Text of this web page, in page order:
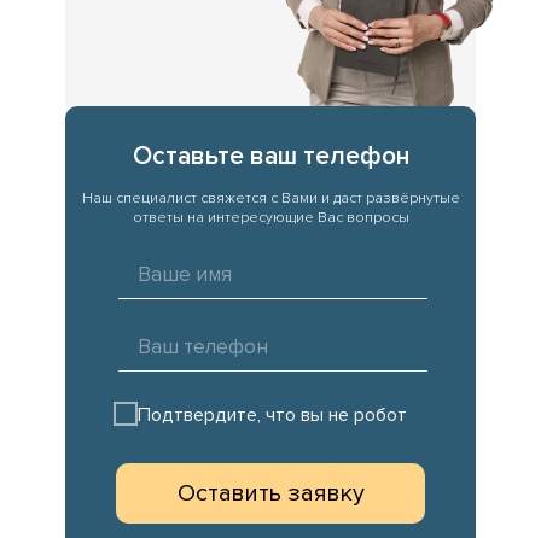
Оставьте ваш телефон
Наш специалист свяжется с Вами и даст развёрнутые
ответы на интересующие Вас вопросы
Подтвердите, что вы не робот
Оставить заявку